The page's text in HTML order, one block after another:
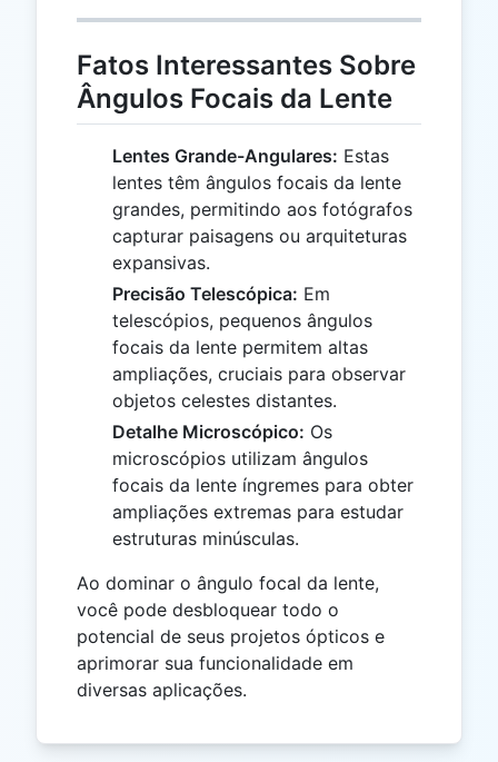
Fatos Interessantes Sobre
Ângulos Focais da Lente
Lentes Grande-Angulares: Estas
lentes têm ângulos focais da lente
grandes, permitindo aos fotógrafos
capturar paisagens ou arquiteturas
expansivas.
Precisão Telescópica: Em
telescópios, pequenos ângulos
focais da lente permitem altas
ampliações, cruciais para observar
objetos celestes distantes.
Detalhe Microscópico: Os
microscópios utilizam ângulos
focais da lente íngremes para obter
ampliações extremas para estudar
estruturas minúsculas.
Ao dominar o ângulo focal da lente,
você pode desbloquear todo o
potencial de seus projetos ópticos e
aprimorar sua funcionalidade em
diversas aplicações.